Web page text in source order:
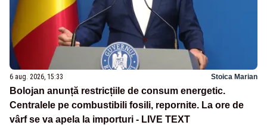
6 aug. 2026, 15:33 Stoica Marian
Bolojan anunță restricțiile de consum energetic.
Centralele pe combustibili fosili, repornite. La ore de
vârf se va apela la importuri - LIVE TEXT